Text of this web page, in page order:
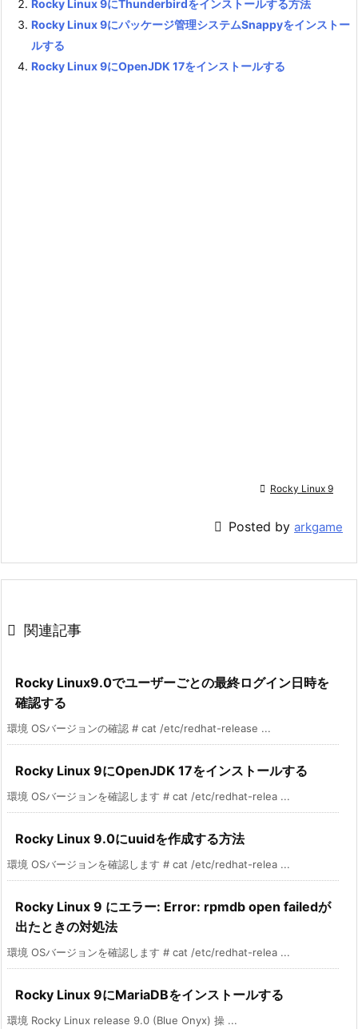
Rocky Linux 9にThunderbirdをインストールする方法
Rocky Linux 9にパッケージ管理システムSnappyをインストー
ルする
Rocky Linux 9にOpenJDK 17をインストールする
 Rocky Linux 9
 Posted by arkgame
 関連記事
Rocky Linux9.0でユーザーごとの最終ログイン日時を
確認する
環境 OSバージョンの確認 # cat /etc/redhat-release ...
Rocky Linux 9にOpenJDK 17をインストールする
環境 OSバージョンを確認します # cat /etc/redhat-relea ...
Rocky Linux 9.0にuuidを作成する方法
環境 OSバージョンを確認します # cat /etc/redhat-relea ...
Rocky Linux 9 にエラー: Error: rpmdb open failedが
出たときの対処法
環境 OSバージョンを確認します # cat /etc/redhat-relea ...
Rocky Linux 9にMariaDBをインストールする
環境 Rocky Linux release 9.0 (Blue Onyx) 操 ...